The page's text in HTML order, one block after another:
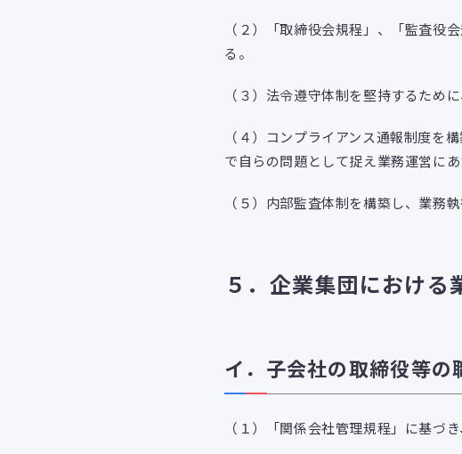
（２）「取締役会規程」、「監査役
る。
（３）法令遵守体制を堅持するため
（４）コンプライアンス通報制度を
で自らの問題として捉え業務運営に
（５）内部監査体制を構築し、業務
５．企業集団におけ
イ．子会社の取締役等
（１）「関係会社管理規程」に基づ